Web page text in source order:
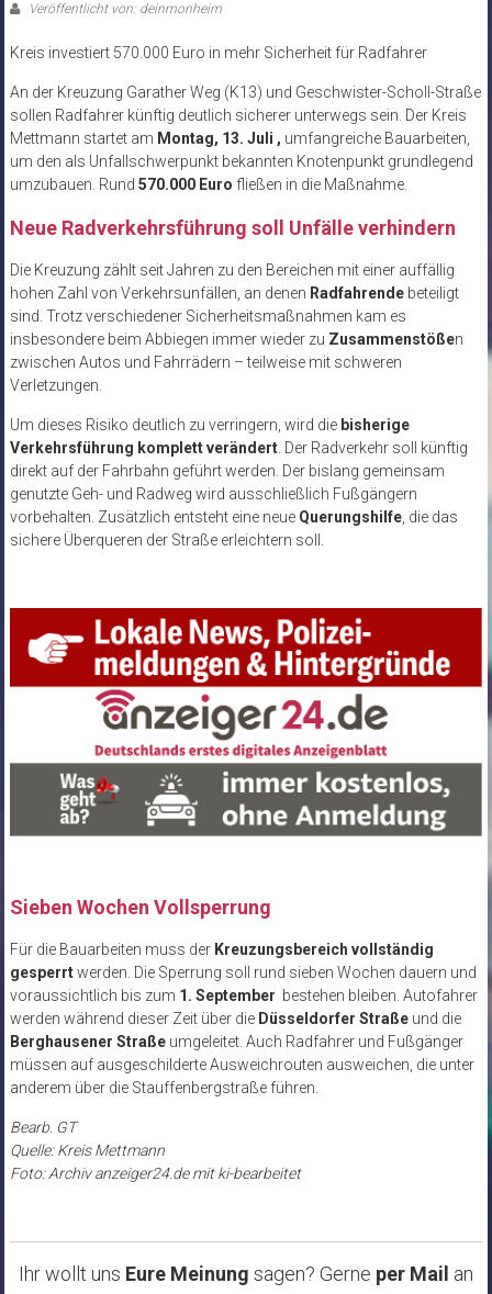
Veröffentlicht von: deinmonheim
Kreis investiert 570.000 Euro in mehr Sicherheit für Radfahrer
An der Kreuzung Garather Weg (K13) und Geschwister-Scholl-Straße
sollen Radfahrer künftig deutlich sicherer unterwegs sein. Der Kreis
Mettmann startet am Montag, 13. Juli , umfangreiche Bauarbeiten,
um den als Unfallschwerpunkt bekannten Knotenpunkt grundlegend
umzubauen. Rund 570.000 Euro fließen in die Maßnahme.
Neue Radverkehrsführung soll Unfälle verhindern
Die Kreuzung zählt seit Jahren zu den Bereichen mit einer auffällig
hohen Zahl von Verkehrsunfällen, an denen Radfahrendebeteiligt
sind. Trotz verschiedener Sicherheitsmaßnahmen kam es
insbesondere beim Abbiegen immer wieder zu Zusammenstößen
zwischen Autos und Fahrrädern – teilweise mit schweren
Verletzungen.
Um dieses Risiko deutlich zu verringern, wird die bisherige
Verkehrsführung komplett verändert. Der Radverkehr soll künftig
direkt auf der Fahrbahn geführt werden. Der bislang gemeinsam
genutzte Geh- und Radweg wird ausschließlich Fußgängern
vorbehalten. Zusätzlich entsteht eine neue Querungshilfe, die das
sichere Überqueren der Straße erleichtern soll.
Sieben Wochen Vollsperrung
Für die Bauarbeiten muss der Kreuzungsbereich vollständig
gesperrtwerden. Die Sperrung soll rund sieben Wochen dauern und
voraussichtlich bis zum 1. September bestehen bleiben. Autofahrer
werden während dieser Zeit über die Düsseldorfer Straßeund die
Berghausener Straßeumgeleitet. Auch Radfahrer und Fußgänger
müssen auf ausgeschilderte Ausweichrouten ausweichen, die unter
anderem über die Stauffenbergstraße führen.
Bearb. GT
Quelle: Kreis Mettmann
Foto: Archiv anzeiger24.de mit ki-bearbeitet
Ihr wollt uns Eure Meinung sagen? Gerne per Mail an